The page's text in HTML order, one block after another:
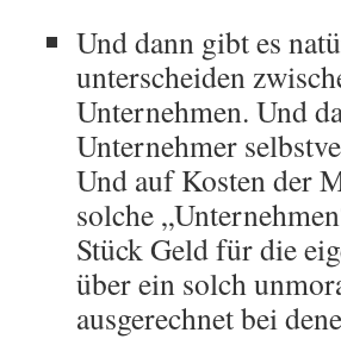
Und dann gibt es
unterscheiden
Unternehmen. Und
Unternehmer
Und auf Kosten der
solche
Stück Geld für die
über ein solch
ausgerechnet bei